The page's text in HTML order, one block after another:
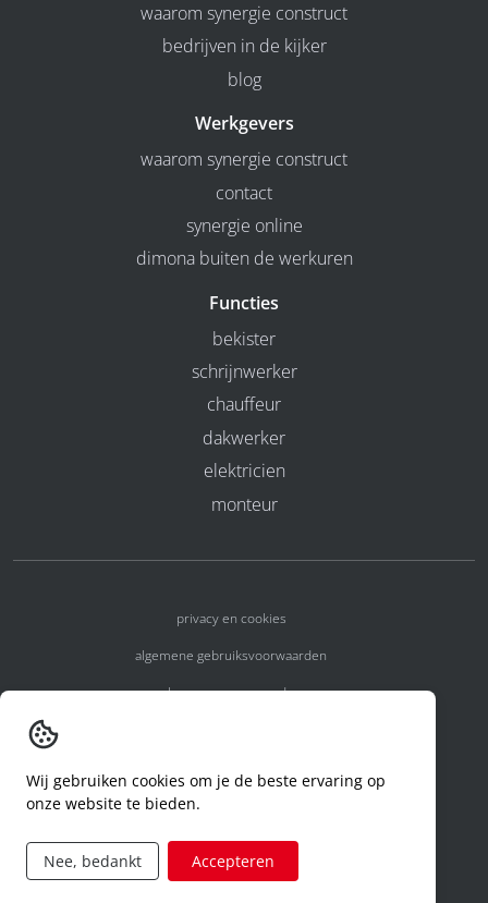
waarom synergie construct
bedrijven in de kijker
blog
Werkgevers
waarom synergie construct
contact
synergie online
dimona buiten de werkuren
Functies
bekister
schrijnwerker
chauffeur
dakwerker
elektricien
monteur
privacy en cookies
algemene gebruiksvoorwaarden
algemene voorwaarden
code of conduct
aanvraag rechten ivm privacy
Wij gebruiken cookies om je de beste ervaring op
onze website te bieden.
Nee, bedankt Accepteren